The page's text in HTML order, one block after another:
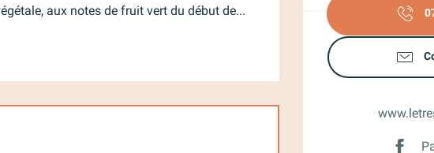
aux notes de fruit vert du début de...